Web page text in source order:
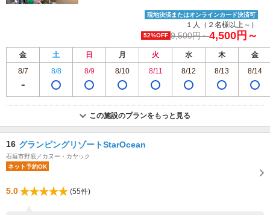
現地決済またはオンラインカード決済可
１人（２名様以上～）
52%OFF 9,500円～4,500円～
金 土 日 月 火 水 木
金
8/7
8/8 8/9 8/10 8/11 8/12 8/13 8/14
この施設のプランをもっと見る
16 グランピングリゾートStarOcean
石垣市野底／カヌー・カヤック
ネット予約OK
5.0 (55件)